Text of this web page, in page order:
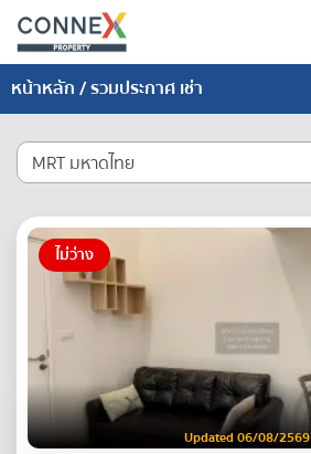
หน้าหลัก/ รวมประกาศ เช่า
MRT มหาดไทย
ไม่ว่าง
Updated 06/08/2569